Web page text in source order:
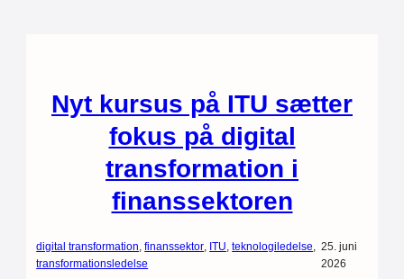
Nyt kursus på ITU sætter
fokus på digital
transformation i
finanssektoren
digital transformation, finanssektor, ITU, teknologiledelse,
transformationsledelse
25. juni
2026